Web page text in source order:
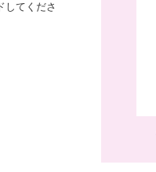
してくださ